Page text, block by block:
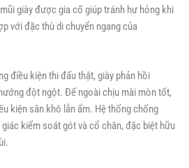
giày được gia cố giúp tránh hư hỏng khi
với đặc thù di chuyển ngang của
điều kiện thi đấu thật, giày phản hồi
đột ngột. Đế ngoài chịu mài mòn tốt,
kiện sân khô lẫn ẩm. Hệ thống chống
kiểm soát gót và cổ chân, đặc biệt hữu